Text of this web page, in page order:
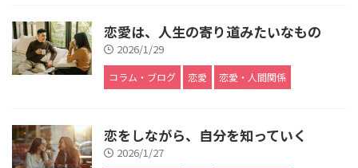
恋愛は、人生の寄り道みたいなもの
2026/1/29
コラム・ブログ 恋愛 恋愛・人間関係
恋をしながら、自分を知っていく
2026/1/27